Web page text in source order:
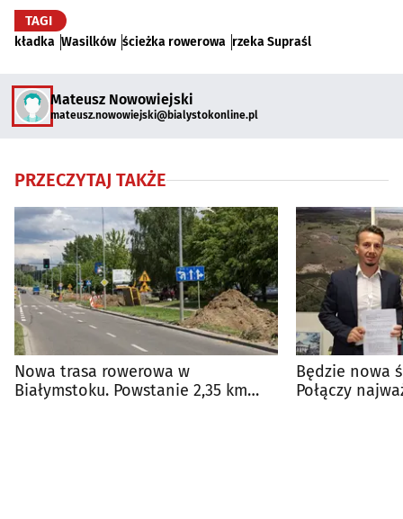
TAGI
kładka Wasilków ścieżka rowerowa rzeka Supraśl
Mateusz Nowowiejski
mateusz.nowowiejski@bialystokonline.pl
PRZECZYTAJ TAKŻE
Nowa trasa rowerowa w
Białymstoku. Powstanie 2,35 km
Będzie nowa
Połączy